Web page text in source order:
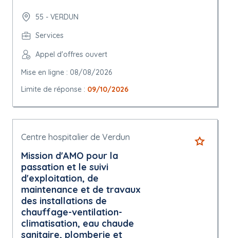
55 - VERDUN
Services
Appel d'offres ouvert
Mise en ligne : 08/08/2026
Limite de réponse : 09/10/2026
Centre hospitalier de Verdun
Mission d'AMO pour la
passation et le suivi
d'exploitation, de
maintenance et de travaux
des installations de
chauffage-ventilation-
climatisation, eau chaude
sanitaire, plomberie et